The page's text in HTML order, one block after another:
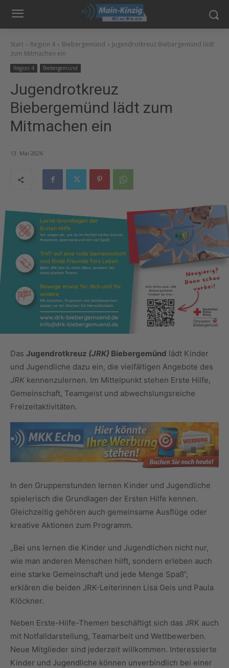
Start Region 4 Biebergemünd
Jugendrotkreuz Biebergemünd lädt
zum Mitmachen ein
Region 4 Biebergemünd
Jugendrotkreuz
Biebergemünd lädt zum
Mitmachen ein
13. Mai 2026
Das Jugendrotkreuz (JRK) Biebergemünd lädt Kinder
und Jugendliche dazu ein, die vielfältigen Angebote des
JRK kennenzulernen. Im Mittelpunkt stehen Erste Hilfe,
Gemeinschaft, Teamgeist und abwechslungsreiche
Freizeitaktivitäten.
In den Gruppenstunden lernen Kinder und Jugendliche
spielerisch die Grundlagen der Ersten Hilfe kennen.
Gleichzeitig gehören auch gemeinsame Ausflüge oder
kreative Aktionen zum Programm.
„Bei uns lernen die Kinder und Jugendlichen nicht nur,
wie man anderen Menschen hilft, sondern erleben auch
eine starke Gemeinschaft und jede Menge Spaß“,
erklären die beiden JRK-Leiterinnen Lisa Geis und Paula
Klöckner.
Neben Erste-Hilfe-Themen beschäftigt sich das JRK auch
mit Notfalldarstellung, Teamarbeit und Wettbewerben.
Neue Mitglieder sind jederzeit willkommen. Interessierte
Kinder und Jugendliche können unverbindlich bei einer